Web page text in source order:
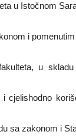
u Istočnom
i
u
cjelishodno
sa zakonom i